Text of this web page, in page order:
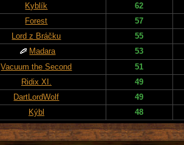
Kyblík
62
Forest
57
Lord z Bráčku
55
Madara
53
Vacuum the Second
51
Ridix XI.
49
DartLordWolf
49
Kýbl 48